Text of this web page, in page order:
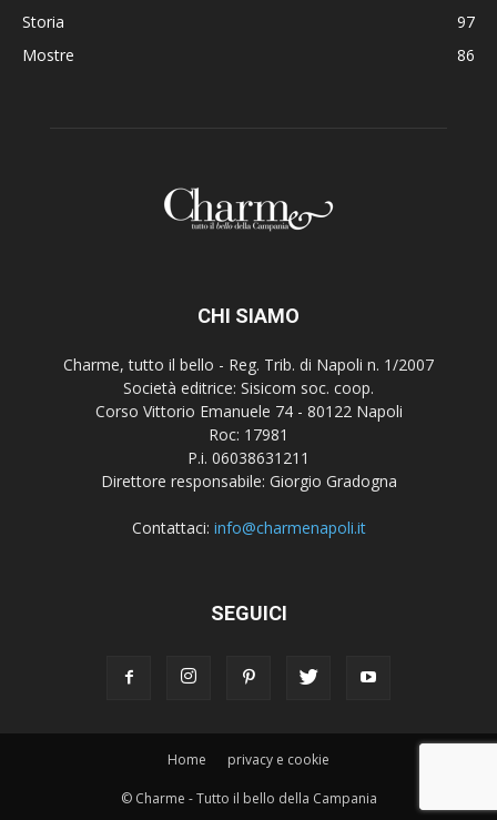
Storia
97
Mostre
86
CHI SIAMO
Charme, tutto il bello - Reg. Trib. di Napoli n. 1/2007
Società editrice: Sisicom soc. coop.
Corso Vittorio Emanuele 74 - 80122 Napoli
Roc: 17981
P.i. 06038631211
Direttore responsabile: Giorgio Gradogna
Contattaci: info@charmenapoli.it
SEGUICI
Home privacy e cookie
© Charme - Tutto il bello della Campania